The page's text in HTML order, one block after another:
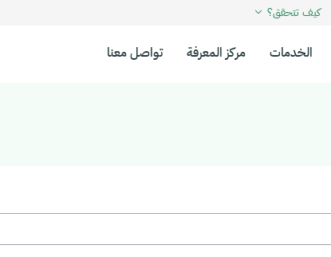
كيف تتحقق؟
الخدمات مركز المعرفة تواصل معنا